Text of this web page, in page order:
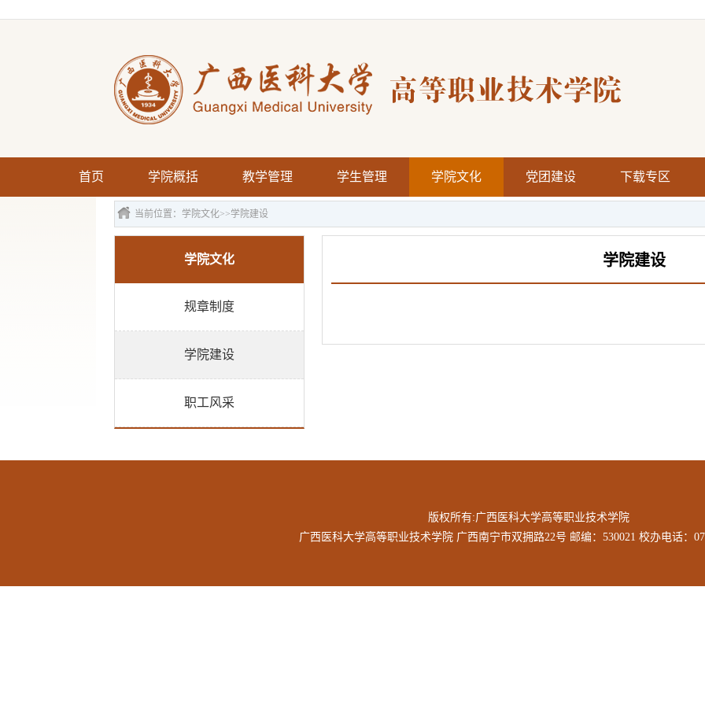
首页 学院概括 教学管理 学生管理 学院文化 党团建设 下载专区
当前位置： 学院文化>>学院建设
学院文化
规章制度
学院建设
职工风采
学院建设
版权所有:广西医科大学高等职业技术学院
广西医科大学高等职业技术学院 广西南宁市双拥路22号 邮编：530021 校办电话：